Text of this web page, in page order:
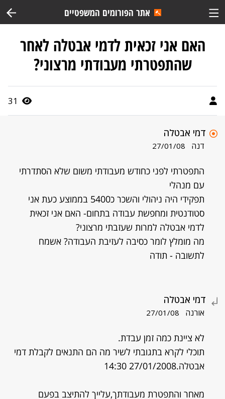
אתר הפורומים המשפטיים
האם אני זכאית לדמי אבטלה לאחר
שהתפטרתי מעבודתי מרצוני?
31
דמי אבטלה
דנה 27/01/08
התפטרתי לפני כחודש מעבודתי משום שלא הסתדרתי
עם מנהלי
תפקידי היה ניהולי והשכר כ5400 בממוצע כעת אני
סטודנטית ומחפשת עבודה בתחום- האם אני זכאית
לדמי אבטלה למרות שעזבתי מרצוני?
מה מומלץ לומר כסיבה לעזיבת העבודה? אשמח
לתשובה - תודה
דמי אבטלה
אורנה 27/01/08
לא ציינת כמה זמן עבדת.
תוכלי לקרא בתגובתי לשיר מה הם התנאים לקבלת דמי
אבטלה.27/01/2008 14:30
מאחר והתפטרת מעבודתך,עלייך להתיצב בפעם